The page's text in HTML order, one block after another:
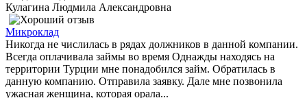
Кулагина Людмила Александровна
Микроклад
Никогда не числилась в рядах должников в данной компании.
Всегда оплачивала займы во время Однажды находясь на
территории Турции мне понадобился займ. Обратилась в
данную компанию. Отправила заявку. Дале мне позвонила
ужасная женщина, которая орала...